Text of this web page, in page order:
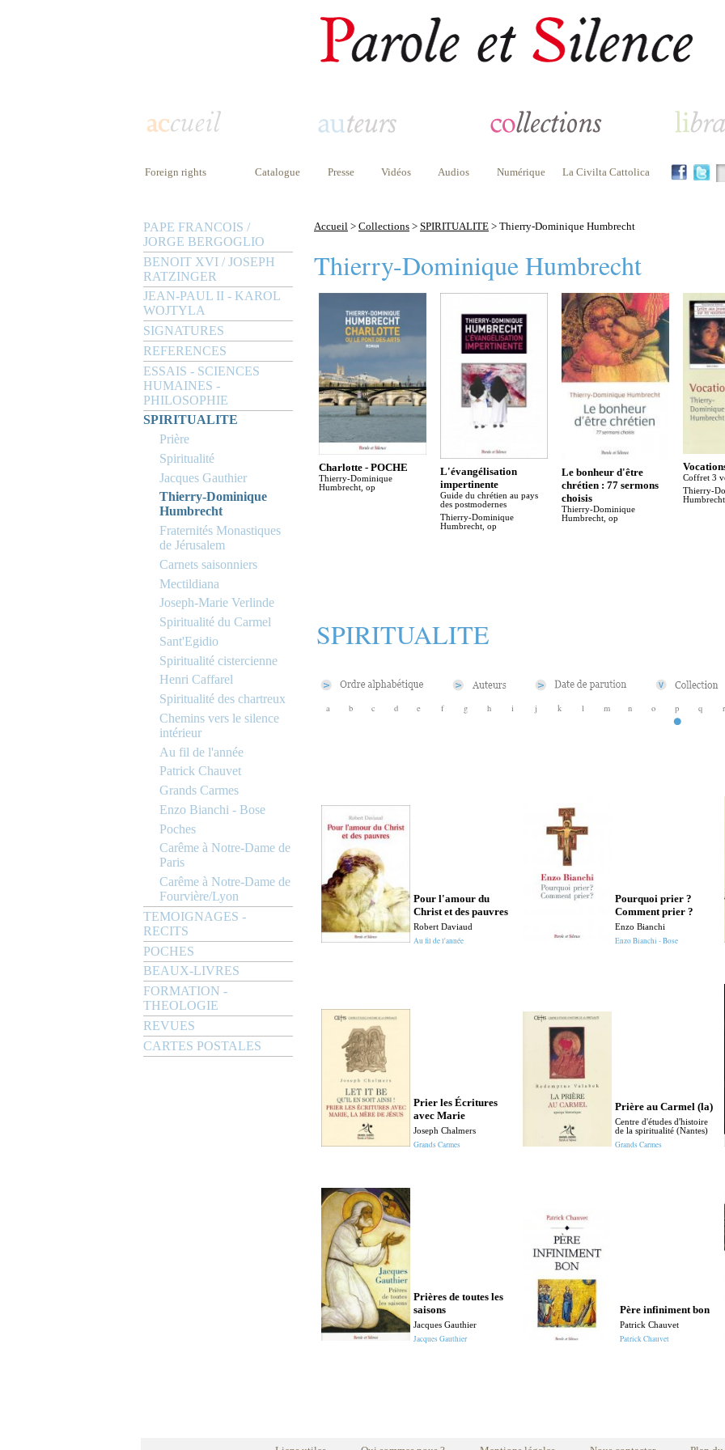
Foreign rights Catalogue Presse Vidéos Audios Numérique La Civilta Cattolica
PAPE FRANCOIS /
JORGE BERGOGLIO
BENOIT XVI / JOSEPH
RATZINGER
JEAN-PAUL II - KAROL
WOJTYLA
SIGNATURES
REFERENCES
ESSAIS - SCIENCES
HUMAINES -
PHILOSOPHIE
SPIRITUALITE
Prière
Spiritualité
Jacques Gauthier
Thierry-Dominique
Humbrecht
Fraternités Monastiques
de Jérusalem
Carnets saisonniers
Mectildiana
Joseph-Marie Verlinde
Spiritualité du Carmel
Sant'Egidio
Spiritualité cistercienne
Henri Caffarel
Spiritualité des chartreux
Chemins vers le silence
intérieur
Au fil de l'année
Patrick Chauvet
Grands Carmes
Enzo Bianchi - Bose
Poches
Carême à Notre-Dame de
Paris
Carême à Notre-Dame de
Fourvière/Lyon
TEMOIGNAGES -
RECITS
POCHES
BEAUX-LIVRES
FORMATION -
THEOLOGIE
REVUES
CARTES POSTALES
Accueil > Collections > SPIRITUALITE > Thierry-Dominique Humbrecht
Thierry-Dominique Humbrecht
Charlotte - POCHE
Thierry-Dominique
Humbrecht, op
L'évangélisation
impertinente
Guide du chrétien au pays
des postmodernes
Thierry-Dominique
Humbrecht, op
Le bonheur d'être
chrétien : 77 sermons
choisis
Thierry-Dominique
Humbrecht, op
Coffret 3
Thierry-
SPIRITUALITE
a b c d e f g h i j k l m n o p q r
Pour l'amour du
Christ et des pauvres
Robert Daviaud
Au fil de l'année
Pourquoi prier ?
Comment prier ?
Enzo Bianchi
Enzo Bianchi - Bose
Prier les Écritures
avec Marie
Joseph Chalmers
Grands Carmes
Prière au Carmel (la)
Centre d'études d'histoire
de la spiritualité (Nantes)
Grands Carmes
Prières de toutes les
saisons
Jacques Gauthier
Jacques Gauthier
Père infiniment bon
Patrick Chauvet
Patrick Chauvet